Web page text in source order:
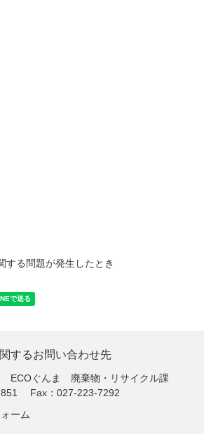
する問題が発生したとき
するお問い合わせ先
ECOぐんま
廃棄物・リサイクル課
Fax：027-223-7292
ーム